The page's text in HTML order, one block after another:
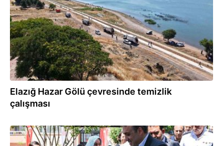
Elazığ Hazar Gölü çevresinde temizlik
çalışması
10.07.2026